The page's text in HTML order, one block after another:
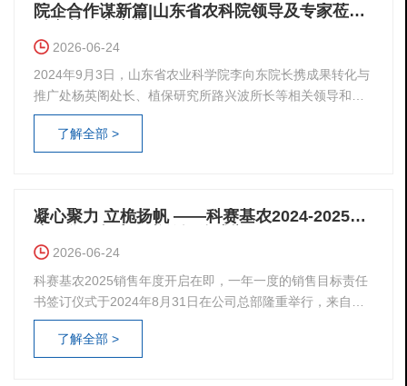
院企合作谋新篇|山东省农科院领导及专家莅临
2026-06-24
2024年9月3日，山东省农业科学院李向东院长携成果转化与
推广处杨英阁处长、植保研究所路兴波所长等相关领导和专
家一行9人莅临科赛基农考察指导。来访的领导专家在科赛基
农董事长王铭、总经理谢翔···
了解全部 >
凝心聚力 立桅扬帆 ——科赛基农2024-2025年
2026-06-24
科赛基农2025销售年度开启在即，一年一度的销售目标责任
书签订仪式于2024年8月31日在公司总部隆重举行，来自内
销、外销两个系统的70余名子公司、部门负责人及各销售区
域负责人通过线上、线下两种···
了解全部 >